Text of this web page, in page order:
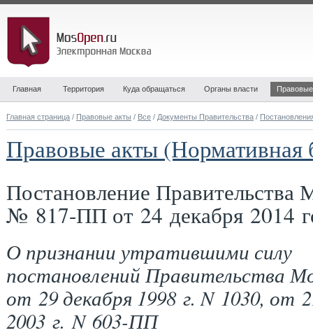
Главная Территория Куда обращаться Органы власти
Главная страница / Правовые акты / Все / Документы Правительства /
Правовые акты (Нормативная
Постановление Правительства
№ 817-ПП от 24 декабря 2014
О признании утратившими силу
постановлений Правительства
от 29 декабря 1998 г. N 1030, от
2003 г. N 603-ПП